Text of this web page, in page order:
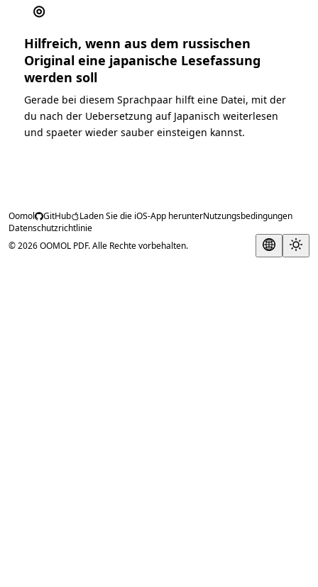
◎
Hilfreich, wenn aus dem russischen
Original eine japanische Lesefassung
werden soll
Gerade bei diesem Sprachpaar hilft eine Datei, mit der
du nach der Uebersetzung auf Japanisch weiterlesen
und spaeter wieder sauber einsteigen kannst.
Oomol GitHub Laden Sie die iOS-App herunterNutzungsbedingungen
Datenschutzrichtlinie
© 2026 OOMOL PDF. Alle Rechte vorbehalten.